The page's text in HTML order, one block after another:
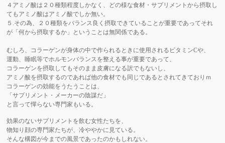
４アミノ酸は２０種類程度しかなく、
どの様な食材・サプリメントから摂取し
ても アミノ酸はアミノ酸でしか無い。
５ .その為、２０種類をバランス良く摂取できていることが重要であってそれ
が「何から摂取するか」ということは無関係である。
むしろ、コラーゲンが身体の中で作られるときに使用されるビタミンCや、
運動、睡眠等でホルモンバランスを整える事が重要であって、
コラーゲンを摂取してもそのまま皮膚になる訳でもないし、
アミノ酸を摂取するのであれば他の食材でも同じであるとされてきておりｍ
コラーゲンの効能をうたうことは、
「サプリメント・メーカーの陰謀だ」
と言って憚らない専門家もいる。
効果のないサプリメントを飲む女性たちを、
物知り顔の専門家たちが、冷ややかに見ている。
そんな構図が今までの風景であったのかもしれない。